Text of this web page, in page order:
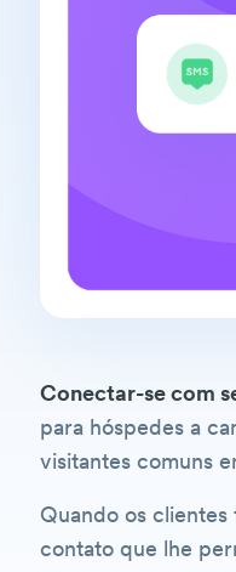
Conectar-se com
para hóspedes a
visitantes comuns
Quando os
contato que lhe